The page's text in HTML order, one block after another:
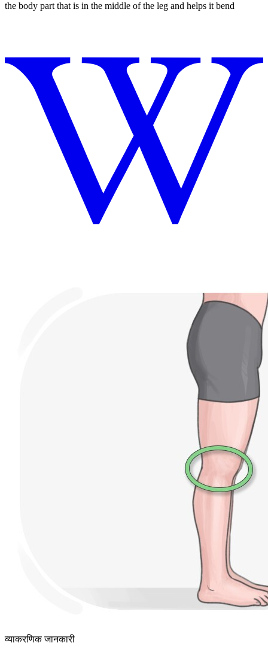
the body part that is in the middle of the leg and helps it bend
व्याकरणिक जानकारी